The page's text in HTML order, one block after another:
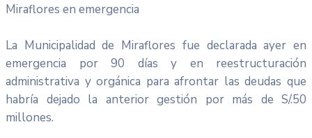
Miraflores en emergencia
La Municipalidad de Miraflores fue declarada ayer en
emergencia por 90 días y en reestructuración
administrativa y orgánica para afrontar las deudas que
habría dejado la anterior gestión por más de S/.50
millones.